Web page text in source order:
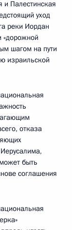
и Палестинская
уход
реки Иордан
«дорожной
шагом на пути
израильской
отказа
быть
соглашения